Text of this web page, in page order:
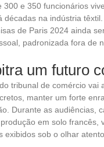
300 e 350 funcionários
na indústria têxtil.
de Paris 2024 ainda
padronizada fora de
um futuro
tribunal de comércio vai
manter um forte
Durante as audiências,
em solo francês,
exibidos sob o olhar